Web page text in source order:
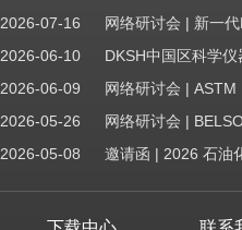
2026-07-16
2026-06-10
2026-06-09
2026-05-26
2026-05-08